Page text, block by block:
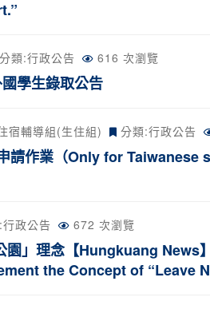
分類:行政公告 616 次瀏覽
學生錄取公告
宿輔導組(生住組) 分類:行政公告
請作業（Only for
行政公告 672 次瀏覽
園」理念【Hungkuang
the Concept of “Leave